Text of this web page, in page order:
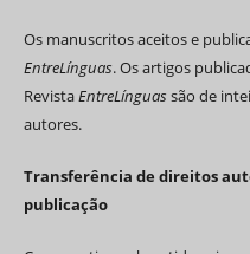
Os manuscritos aceitos e
EntreLínguas. Os artigos
RevistaEntreLínguas são de
autores.
Transferência de direitos
publicação